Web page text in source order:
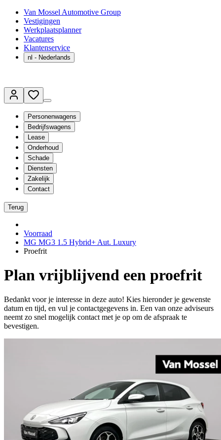
Van Mossel Automotive Group
Vestigingen
Werkplaatsplanner
Vacatures
Klantenservice
nl - Nederlands
Personenwagens
Bedrijfswagens
Lease
Onderhoud
Schade
Diensten
Zakelijk
Contact
Terug
Voorraad
MG MG3 1.5 Hybrid+ Aut. Luxury
Proefrit
Plan vrijblijvend een proefrit
Bedankt voor je interesse in deze auto! Kies hieronder je gewenste
datum en tijd, en vul je contactgegevens in. Een van onze adviseurs
neemt zo snel mogelijk contact met je op om de afspraak te
bevestigen.